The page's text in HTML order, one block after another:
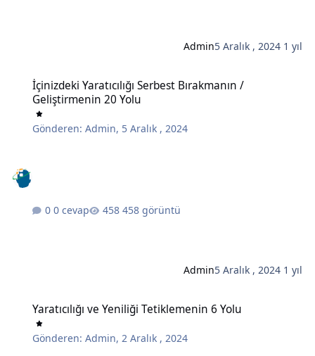
Admin5 Aralık , 2024 1 yıl
İçinizdeki Yaratıcılığı Serbest Bırakmanın /
Geliştirmenin 20 Yolu
Gönderen:Admin, 5 Aralık , 2024
0 cevap 458 görüntü
Admin5 Aralık , 2024 1 yıl
Yaratıcılığı ve Yeniliği Tetiklemenin 6 Yolu
Gönderen:Admin,2 Aralık , 2024